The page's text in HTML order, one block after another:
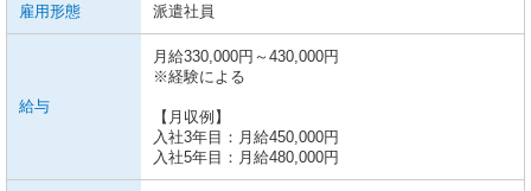
雇用形態 派遣社員
給与
月給330,000円～430,000円
※経験による
【月収例】
入社3年目：月給450,000円
入社5年目：月給480,000円